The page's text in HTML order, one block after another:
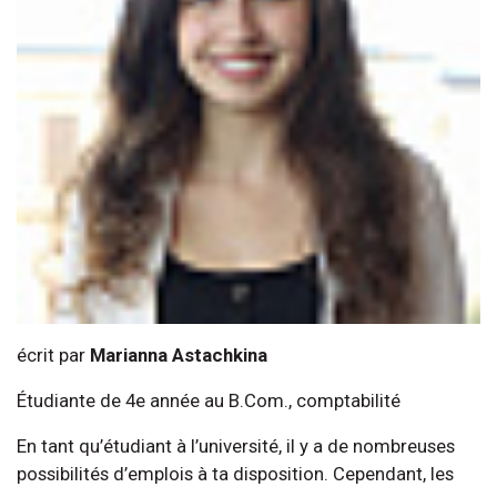
écrit par Marianna Astachkina
Étudiante de 4e année au B.Com., comptabilité
En tant qu’étudiant à l’université, il y a de nombreuses
possibilités d’emplois à ta disposition. Cependant, les